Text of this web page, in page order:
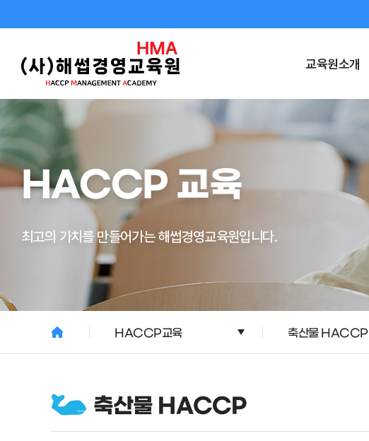
교육원소개
HACCP 교육
최고의 가치를 만들어가는 해썹경영교육원입니다.
HACCP교육 축산물 HACCP
축산물 HACCP